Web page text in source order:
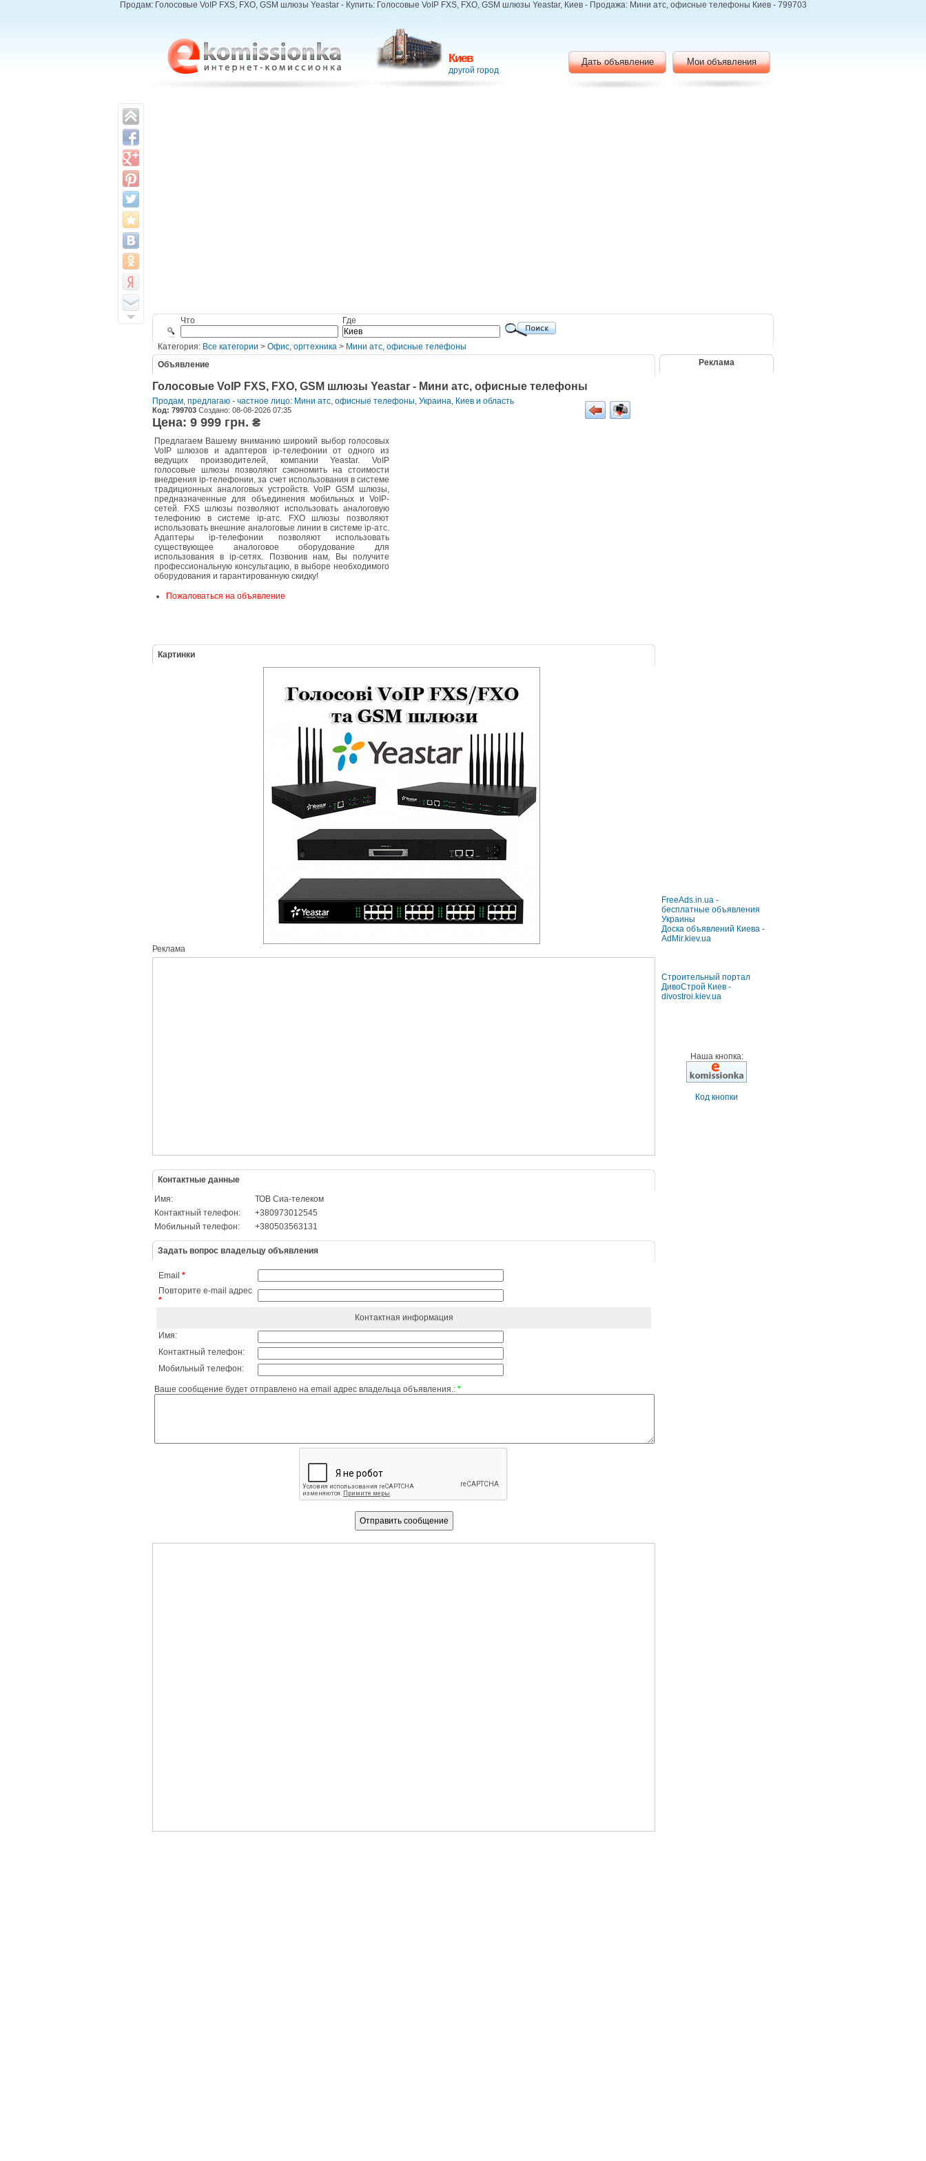
Продам: Голосовые VoIP FXS, FXO, GSM шлюзы Yeastar - Купить: Голосовые VoIP FXS, FXO, GSM шлюзы Yeastar, Киев - Продажа: Мини атс, офисные телефоны Киев - 799703
Киев
другой город
Дать объявление Мои объявления
Что Где
Категория: Все категории > Офис, оргтехника > Мини атс, офисные телефоны
Объявление
Голосовые VoIP FXS, FXO, GSM шлюзы Yeastar - Мини атс, офисные телефоны
Продам, предлагаю - частное лицо: Мини атс, офисные телефоны, Украина, Киев и область
Код: 799703 Создано: 08-08-2026 07:35
Цена: 9 999 грн. ₴
Предлагаем Вашему вниманию широкий выбор голосовых
VoIP шлюзов и адаптеров ip-телефонии от одного из
ведущих производителей, компании Yeastar. VoIP
голосовые шлюзы позволяют сэкономить на стоимости
внедрения ip-телефонии, за счет использования в системе
традиционных аналоговых устройств. VoIP GSM шлюзы,
предназначенные для объединения мобильных и VoIP-
сетей. FXS шлюзы позволяют использовать аналоговую
телефонию в системе ip-атс. FXO шлюзы позволяют
использовать внешние аналоговые линии в системе ip-атс.
Адаптеры ip-телефонии позволяют использовать
существующее аналоговое оборудование для
использования в ip-сетях. Позвонив нам, Вы получите
профессиональную консультацию, в выборе необходимого
оборудования и гарантированную скидку!
Пожаловаться на объявление
Картинки
Реклама
Контактные данные
Имя:
ТОВ Сиа-телеком
Контактный телефон:
+380973012545
Мобильный телефон:
+380503563131
Задать вопрос владельцу объявления
Email *
Повторите e-mail адрес
*
Контактная информация
Имя:
Контактный телефон:
Мобильный телефон:
Ваше сообщение будет отправлено на email адрес владельца объявления.: *
Реклама
FreeAds.in.ua -
бесплатные объявления
Украины
Доска объявлений Киева -
AdMir.kiev.ua
Строительный портал
ДивоСтрой Киев -
divostroi.kiev.ua
Наша кнопка:
Код кнопки